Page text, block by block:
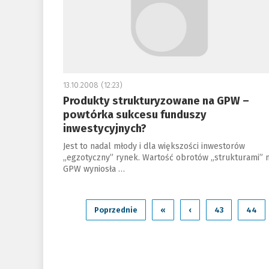
13.10.2008 (12:23)
Produkty strukturyzowane na GPW –
powtórka sukcesu funduszy
inwestycyjnych?
Jest to nadal młody i dla większości inwestorów
„egzotyczny” rynek. Wartość obrotów „strukturami”
GPW wyniosła …
Poprzednie « ‹ 43 44